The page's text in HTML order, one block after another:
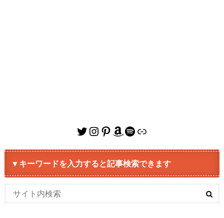
Twitter
Instagram
Pinterest
Amazon
Spotify
リンク
▼キーワードを入力すると記事検索できます